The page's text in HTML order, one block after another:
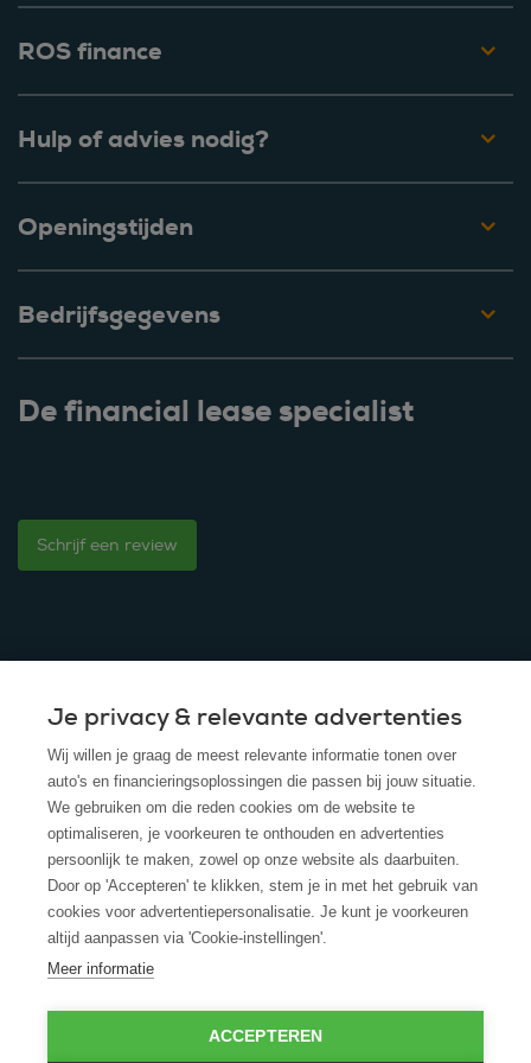
ROS finance
Hulp of advies nodig?
Openingstijden
Bedrijfsgegevens
De financial lease specialist
Schrijf een review
© 2025 - ROS Krediet Service
Algemene Voorwaarden
Disclaimer
Privacy Policy
Cookies
Cookie policy
Je privacy & relevante advertenties
Wij willen je graag de meest relevante informatie tonen over
auto's en financieringsoplossingen die passen bij jouw situatie.
We gebruiken om die reden cookies om de website te
optimaliseren, je voorkeuren te onthouden en advertenties
persoonlijk te maken, zowel op onze website als daarbuiten.
Door op 'Accepteren' te klikken, stem je in met het gebruik van
cookies voor advertentiepersonalisatie. Je kunt je voorkeuren
altijd aanpassen via 'Cookie-instellingen'.
Meer informatie
ACCEPTEREN